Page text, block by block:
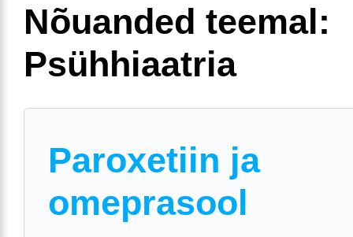
Nõuanded teemal:
Psühhiaatria
Paroxetiin ja
omeprasool